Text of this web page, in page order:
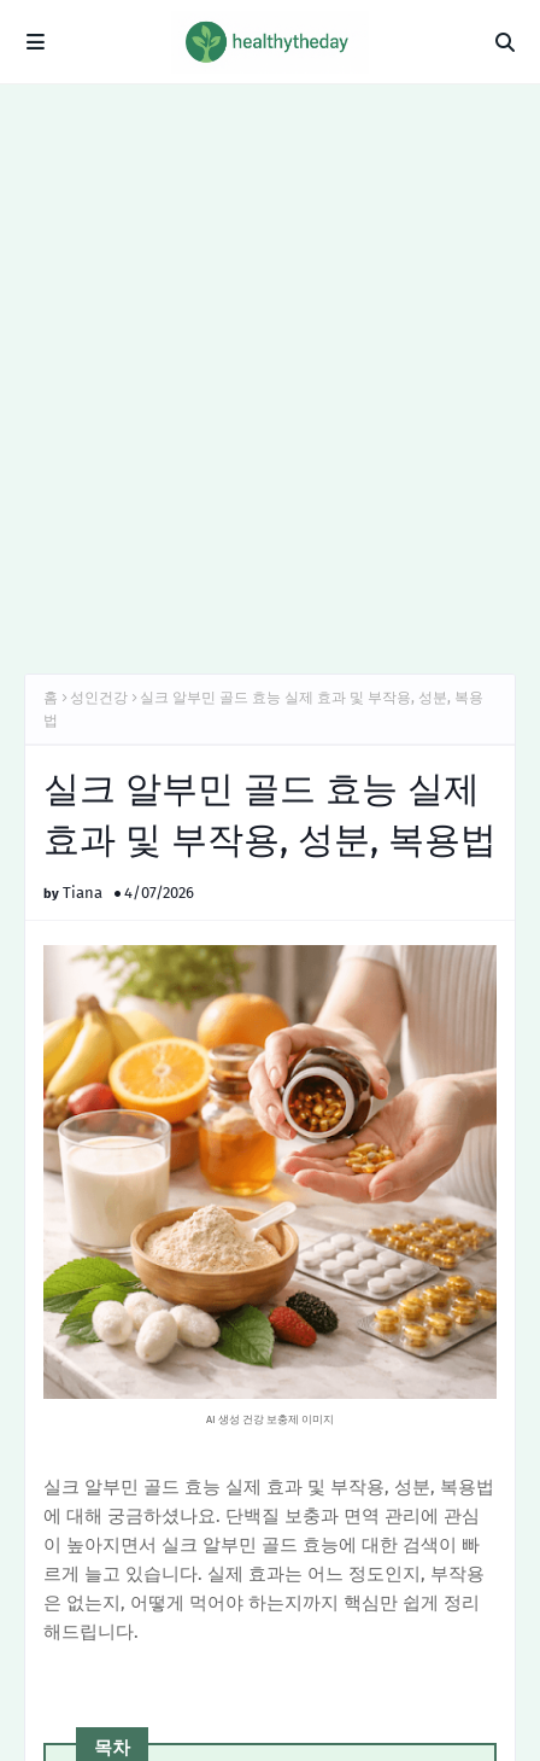
홈 성인건강
실크 알부민 골드 효능 실제 효과 및 부작용, 성분, 복용
법
실크 알부민 골드 효능 실제
효과 및 부작용, 성분, 복용법
Tiana 4/07/2026
AI 생성 건강 보충제 이미지
실크 알부민 골드 효능 실제 효과 및 부작용, 성분, 복용법
에 대해 궁금하셨나요. 단백질 보충과 면역 관리에 관심
이 높아지면서 실크 알부민 골드 효능에 대한 검색이 빠
르게 늘고 있습니다. 실제 효과는 어느 정도인지, 부작용
은 없는지, 어떻게 먹어야 하는지까지 핵심만 쉽게 정리
해드립니다.
목차